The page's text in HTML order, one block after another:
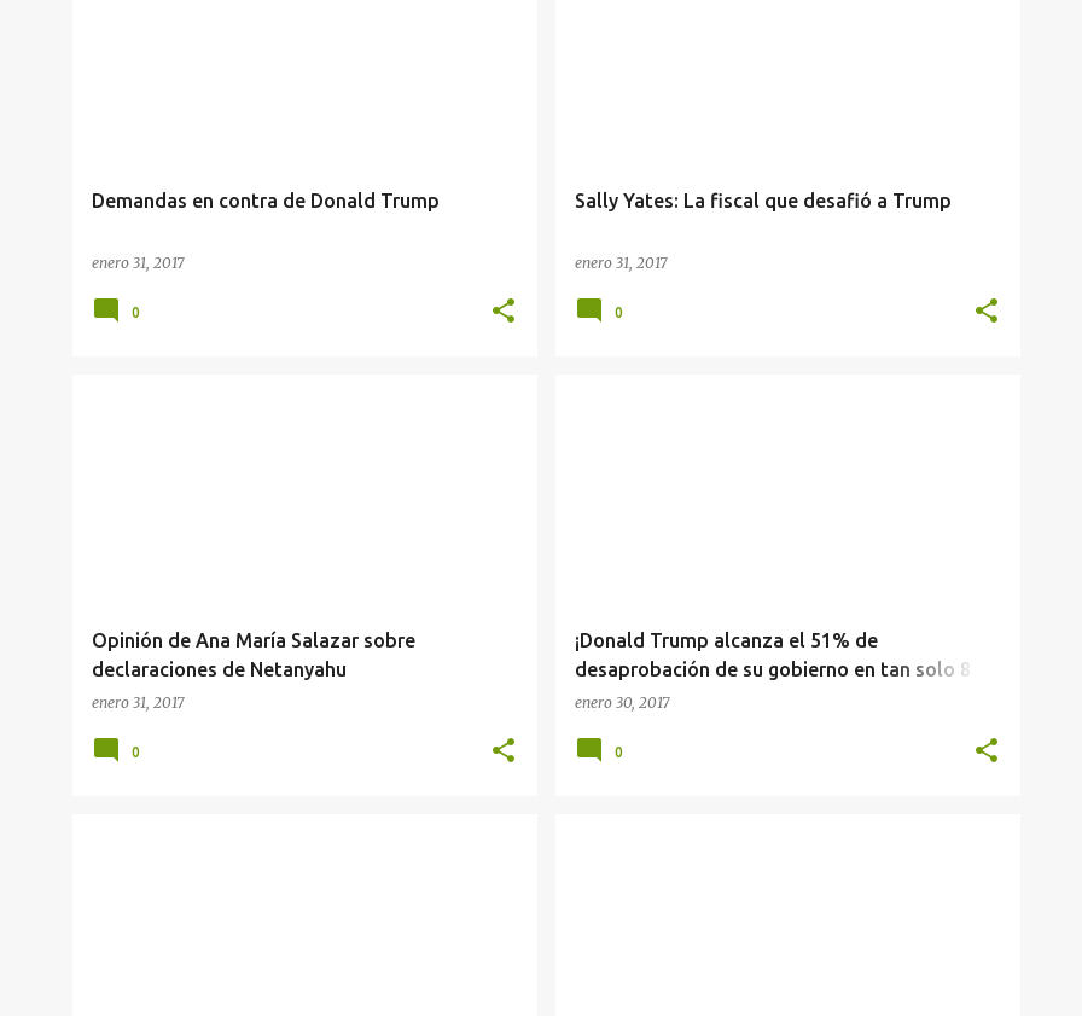
Demandas en contra de Donald Trump
enero 31, 2017
0
Sally Yates: La fiscal que desafió a Trump
enero 31, 2017
0
Opinión de Ana María Salazar sobre
declaraciones de Netanyahu
enero 31, 2017
0
¡Donald Trump alcanza el 51% de
desaprobación de su gobierno en tan solo 8
días!
enero 30, 2017
0